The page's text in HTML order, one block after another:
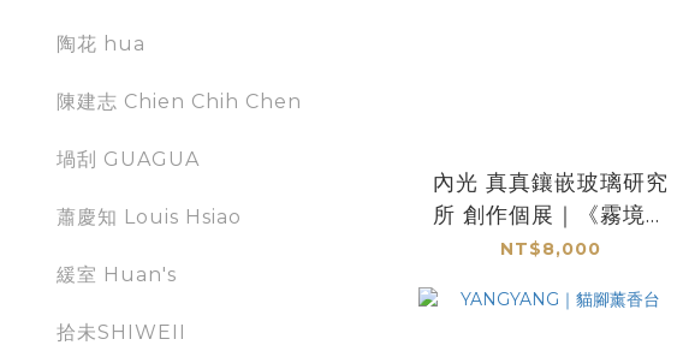
陶花 hua
陳建志 Chien Chih Chen
堝刮 GUAGUA
蕭慶知 Louis Hsiao
緩室 Huan's
拾未SHIWEII
內光 真真鑲嵌玻璃研究
所 創作個展｜《霧境》
｜香台 I002 錫染黑
NT$8,000